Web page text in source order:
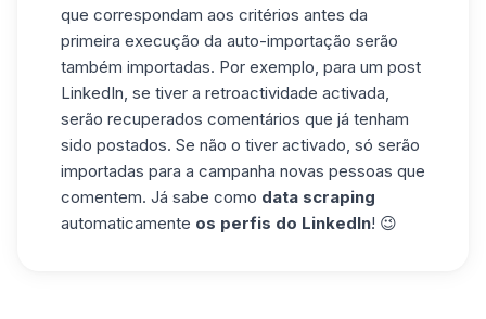
que correspondam aos critérios antes da
primeira execução da auto-importação serão
também importadas. Por exemplo, para um post
LinkedIn, se tiver a retroactividade activada,
serão recuperados comentários que já tenham
sido postados. Se não o tiver activado, só serão
importadas para a campanha novas pessoas que
comentem. Já sabe como data scraping
automaticamente os perfis do LinkedIn! 😉